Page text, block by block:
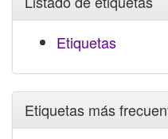
Etiquetas
Etiquetas más